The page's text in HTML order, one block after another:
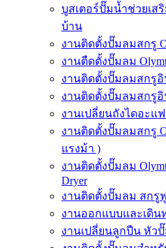
บูสเตอร์ปั๊มน้ำช่วยเส
บ้าน
งานติดตั้งปั๊มลมสกรู
งานตืดตั้งปั๊มลม
งานติดตั้งปั๊มลมสกรูอิ
งานติดตั้งปั๊มลมสกรูอิ
งานเปลี่ยนถังไดอะแ
งานติดตั้งปั๊มลมสกรู
แรงม้า )
งานติดตั้งปั๊มลม
Dryer
งานติดตั้งปั๊มลม สกรูฟู
งานออกแบบและเดิ
งานเปลี่ยนลูกปืน หัวปั๊